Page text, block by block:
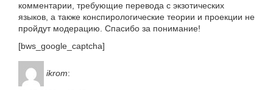
комментарии, требующие перевода с экзотических
языков, а также конспирологические теории и проекции не
пройдут модерацию. Спасибо за понимание!
[bws_google_captcha]
ikrom: